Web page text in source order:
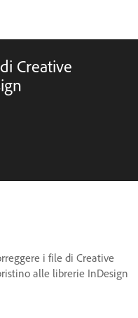
Creative
i file di Creative
alle librerie InDesign